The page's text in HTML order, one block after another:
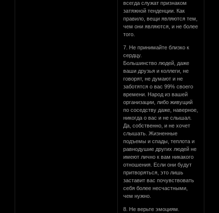
всегда служат признаком
затяжной тенденции. Как
правило, вещи являются тем,
чем они являются, и не более
того.
7. Не принимайте близко к
сердцу.
Большинство людей, даже
ваши друзья и коллеги, не
говорят, не думают и не
заботятся о вас 99% своего
времени. Народ из вашей
организации, либо живущий
по соседству даже, наверное,
никогда о вас и не слышал.
Да, собственно, и не хочет
слышать. Жизненные
подъемы и спады, теплота и
равнодушие других людей не
имеют лично к вам никакого
отношения. Если они будут
притворяться, это лишь
заставит вас почувствовать
себя более несчастными,
чем нужно.
8. Не верьте эмоциям.